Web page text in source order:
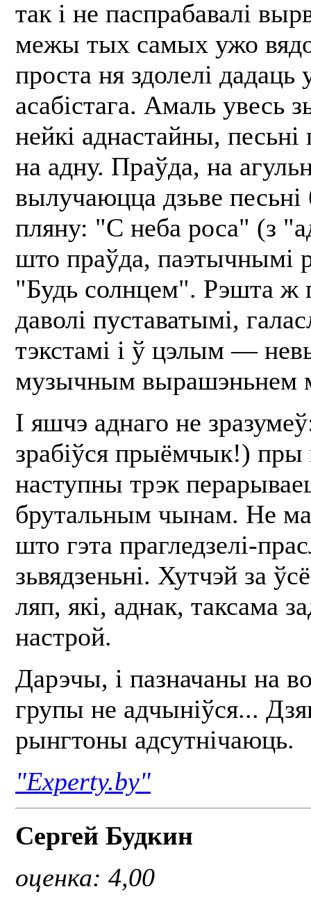
так і не паспрабавалі
межы тых самых ужо
проста ня здолелі дадаць
асабістага. Амаль увесь
нейкі аднастайны,
на адну. Праўда, на
вылучаюцца дзьве песьні
пляну: "С неба роса" (з
што праўда, паэтычнымі
"Будь солнцем". Рэшта ж
даволі пуставатымі,
тэкстамі і ў цэлым —
музычным вырашэньнем
І яшчэ аднаго не
зрабіўся прыёмчык!) пры
наступны трэк
брутальным чынам. Не
што гэта прагледзелі-
зьвядзеньні. Хутчэй за
ляп, які, аднак, таксама
настрой.
Дарэчы, і пазначаны на
групы не адчыніўся...
рынгтоны адсутнічаюць.
"Experty.by"
Сергей Будкин
оценка: 4,00